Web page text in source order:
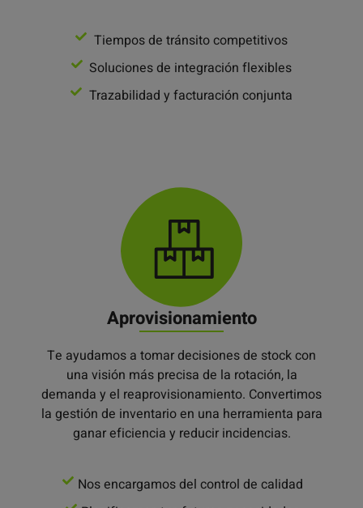
Tiempos de tránsito competitivos
Soluciones de integración flexibles
Trazabilidad y facturación conjunta
Aprovisionamiento
Te ayudamos a tomar decisiones de stock con
una visión más precisa de la rotación, la
demanda y el reaprovisionamiento. Convertimos
la gestión de inventario en una herramienta para
ganar eficiencia y reducir incidencias.
Nos encargamos del control de calidad